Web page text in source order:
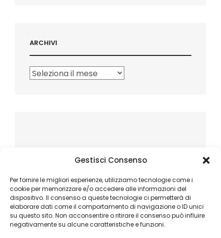
Gestisci Consenso
Per fornire le migliori esperienze, utilizziamo tecnologie come i
cookie per memorizzare e/o accedere alle informazioni del
dispositivo. Il consenso a queste tecnologie ci permetterà di
elaborare dati come il comportamento di navigazione o ID unici
su questo sito. Non acconsentire o ritirare il consenso può influire
negativamente su alcune caratteristiche e funzioni.
ARCHIVI
Archivi